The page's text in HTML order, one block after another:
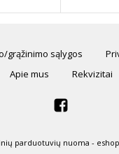
grąžinimo sąlygos
Apie mus
Rekvizitai
parduotuvių nuoma -